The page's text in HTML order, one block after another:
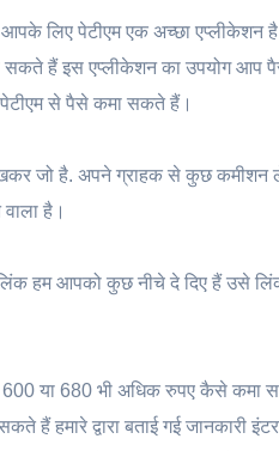
लिए पेटीएम एक अच्छा एप्लीकेशन
हैं इस एप्लीकेशन का उपयोग आप
पेटीएम से पैसे कमा सकते हैं।
जो है. अपने ग्राहक से कुछ कमीशन
है।
हम आपको कुछ नीचे दे दिए हैं उसे
या 680 भी अधिक रुपए कैसे कमा
द्वारा बताई गई जानकारी